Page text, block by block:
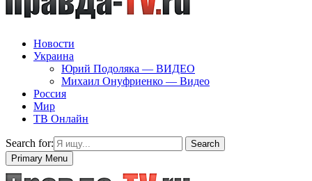
Новости
Украина
Юрий Подоляка — ВИДЕО
Михаил Онуфриенко — Видео
Россия
Мир
ТВ Онлайн
Search for:
Search
Primary Menu